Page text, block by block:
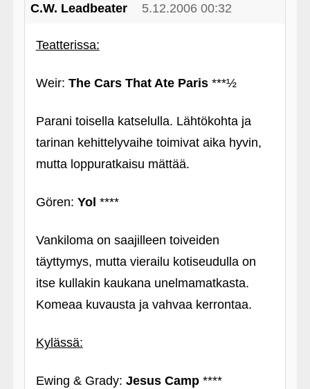
C.W. Leadbeater 5.12.2006 00:32
Teatterissa:
Weir: The Cars That Ate Paris***½
Parani toisella katselulla. Lähtökohta ja
tarinan kehittelyvaihe toimivat aika hyvin,
mutta loppuratkaisu mättää.
Gören: Yol ****
Vankiloma on saajilleen toiveiden
täyttymys, mutta vierailu kotiseudulla on
itse kullakin kaukana unelmamatkasta.
Komeaa kuvausta ja vahvaa kerrontaa.
Kylässä:
Ewing & Grady: Jesus Camp****